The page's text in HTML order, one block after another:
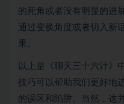
的死角或者没有明显的进
通过变换角度或者切入新
果。
以上是《聊天三十六计》
技巧可以帮助我们更好地
的误区和陷阱。当然，这